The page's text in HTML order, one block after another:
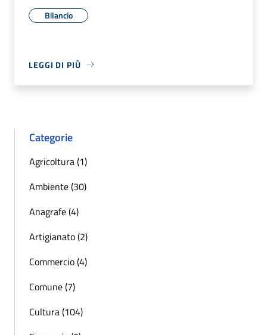
Bilancio
LEGGI DI PIÙ
Categorie
Agricoltura (1)
Ambiente (30)
Anagrafe (4)
Artigianato (2)
Commercio (4)
Comune (7)
Cultura (104)